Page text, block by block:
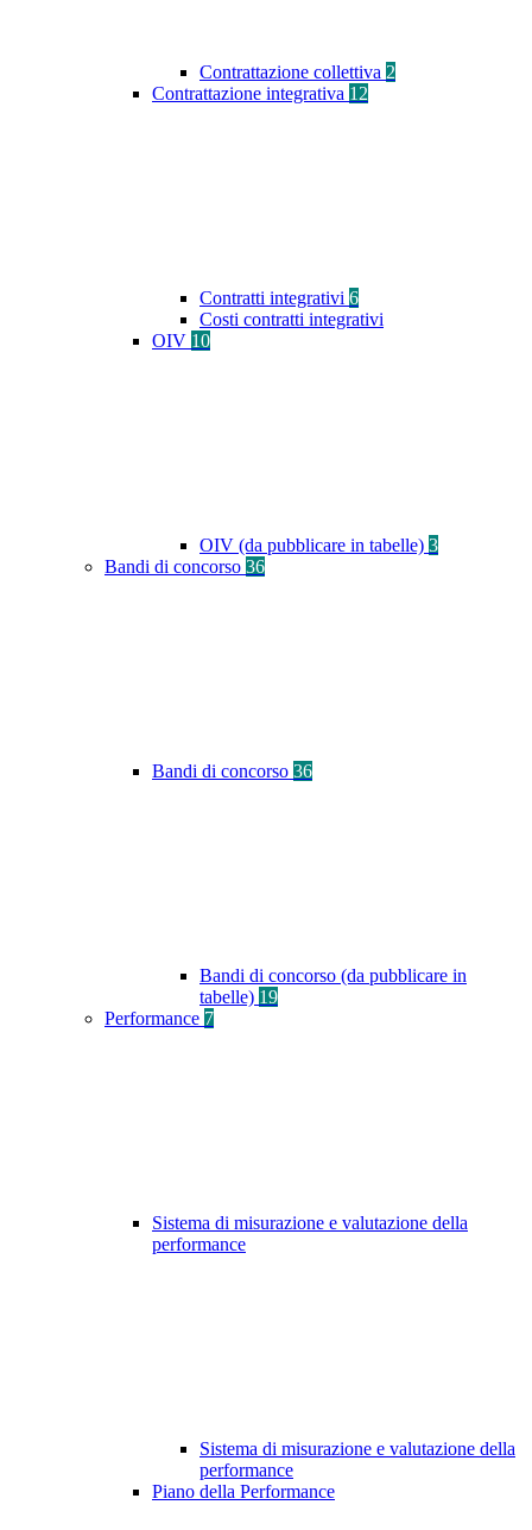
Contrattazione collettiva 2
Contrattazione integrativa 12
Contratti integrativi 6
Costi contratti integrativi
OIV 10
OIV (da pubblicare in tabelle) 3
Bandi di concorso 36
Bandi di concorso 36
Bandi di concorso (da pubblicare in
tabelle) 19
Performance 7
Sistema di misurazione e valutazione della
performance
Sistema di misurazione e valutazione della
performance
Piano della Performance